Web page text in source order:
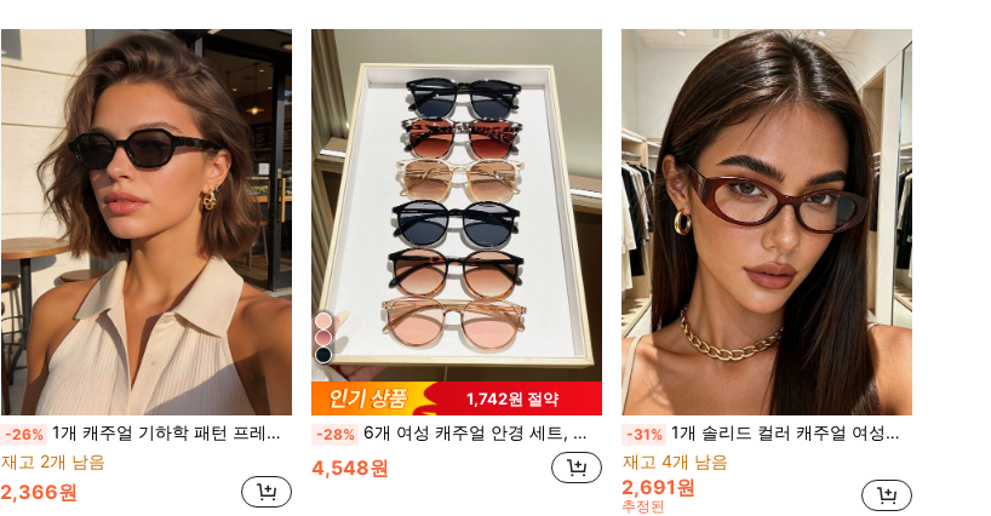
-26% 1개 캐주얼 기하학 패턴 프레임 패션 안경, 여성 패션 Y2K, 여름, 해변, 여행, 파티, 선물, 일상 착용에 적합
재고 2개 남음
2,366원
1,742원 절약
-28% 6개 여성 캐주얼 안경 세트, 야외 해변 여행 파티 음악 축제용 다용도 Y2K 패션 프레임
4,548원
-31% 1개 솔리드 컬러 캐주얼 여성용 타원형 프레임 도수 없는 안경 Y2K 패션 아이템 일상 캐주얼 다용도 패션 아이템 파티 모임 스트리트 스타일
재고 4개 남음
2,691원
추정된